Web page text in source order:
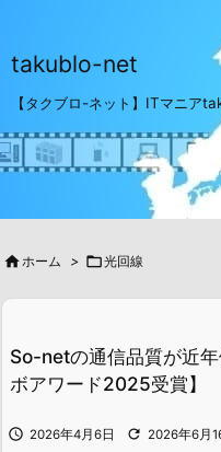
takublo-net
【タクブロ-ネット】ITマニア
ホーム > 光回線
So-netの通信品質が近
ボアワード2025受賞】
 2026年4月6日  2026年6月